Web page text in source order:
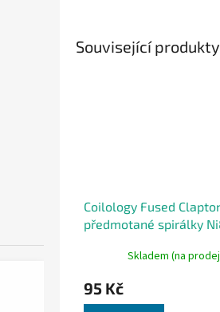
Související produkty
Coilology Fused
předmotané spirálky
Skladem (na
95 Kč